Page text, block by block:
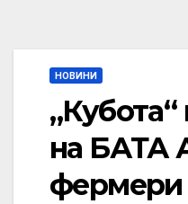
НОВИНИ
на БАТА
фермери